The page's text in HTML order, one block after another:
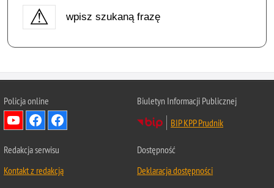
wpisz szukaną frazę
Policja online
Biuletyn Informacji Publicznej
BIP KPP Prudnik
Redakcja serwisu
Kontakt z redakcją
Dostępność
Deklaracja dostępności